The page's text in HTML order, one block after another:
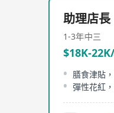
助理店長
1-3年中三
$18K-
膳食津貼
彈性花紅